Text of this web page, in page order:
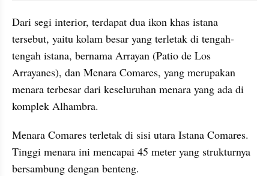
Dari segi interior, terdapat dua ikon khas istana
tersebut, yaitu kolam besar yang terletak di tengah-
tengah istana, bernama Arrayan (Patio de Los
Arrayanes), dan Menara Comares, yang merupakan
menara terbesar dari keseluruhan menara yang ada di
komplek Alhambra.
Menara Comares terletak di sisi utara Istana Comares.
Tinggi menara ini mencapai 45 meter yang strukturnya
bersambung dengan benteng.